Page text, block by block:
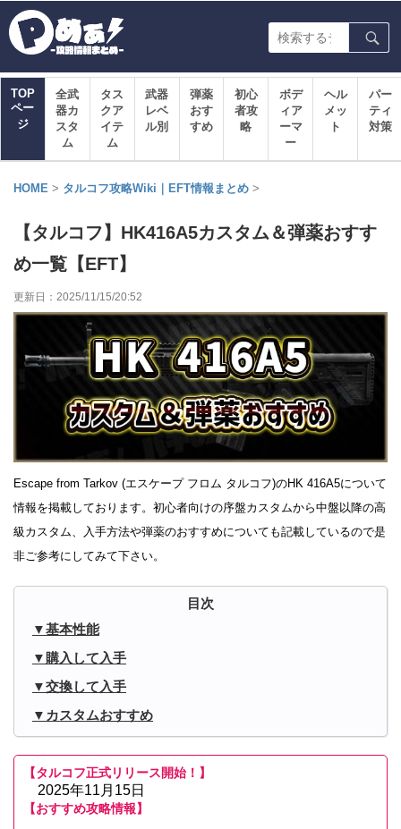
TOP
ペー
ジ
全武
器カ
スタ
ム
タス
クア
イテ
ム
武器
レベ
ル別
弾薬
おす
すめ
初心
者攻
略
ボデ
ィア
ーマ
ー
ヘル
メッ
ト
パー
ティ
対策
HOME > タルコフ攻略Wiki｜EFT情報まとめ >
【タルコフ】HK416A5カスタム＆弾薬おすす
め一覧【EFT】
更新日： 2025/11/15/20:52
Escape from Tarkov (エスケープ フロム タルコフ)のHK 416A5について
情報を掲載しております。初心者向けの序盤カスタムから中盤以降の高
級カスタム、入手方法や弾薬のおすすめについても記載しているので是
非ご参考にしてみて下さい。
基本性能
購入して入手
交換して入手
カスタムおすすめ
【タルコフ正式リリース開始！】
2025年11月15日
【おすすめ攻略情報】